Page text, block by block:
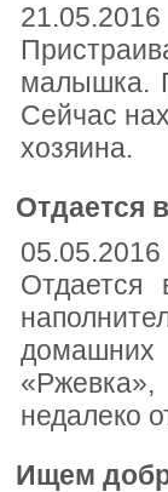
21.05.2016
малышка.
Сейчас
хозяина.
Отдается
05.05.2016
недалеко
Ищем